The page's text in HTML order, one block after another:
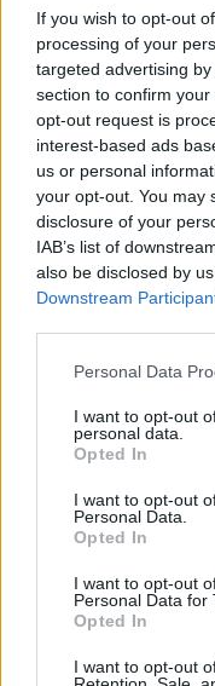
If you wish to opt-out
processing of your
targeted advertising
section to confirm
opt-out request is
interest-based ads
us or personal
your opt-out. You may
disclosure of your
IAB’s list of
also be disclosed by
Downstream
Personal Data
I want to opt-out
personal data.
Opted In
I want to opt-out
Personal Data.
Opted In
I want to opt-out
Personal Data for
Opted In
I want to opt-out
daugiau ar
aplinkybes“, –
atstovė.
Laisvalaikis –
Pasak I.
padės vaikams
laiką, bet ir
taip pat lavins
Kadangi
moksleiviai
pasak
ir užsiimti kita